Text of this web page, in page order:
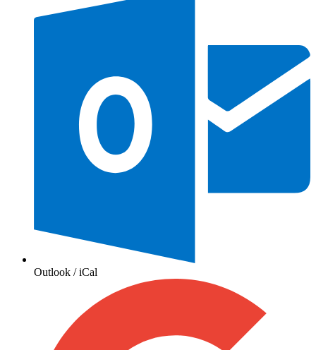
Outlook / iCal